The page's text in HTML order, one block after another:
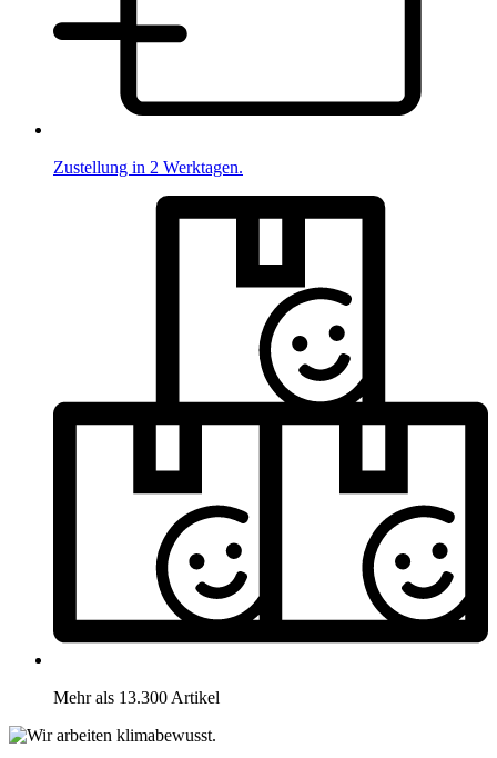
Zustellung in 2 Werktagen.
Mehr als 13.300 Artikel